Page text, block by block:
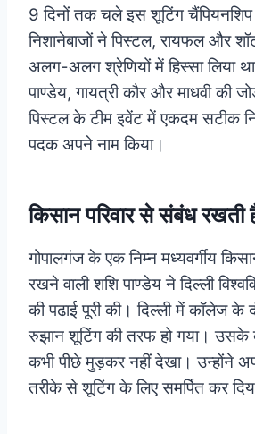
9 दिनों तक चले इस शूटिंग
निशानेबाजों ने पिस्टल, रायफल और
अलग-अलग श्रेणियों में हिस्सा लिया
पाण्डेय, गायत्री कौर और माधवी की
पिस्टल के टीम इवेंट में एकदम सटीक
पदक अपने नाम किया।
किसान परिवार से संबंध रखती
गोपालगंज के एक निम्न मध्यवर्गीय
रखने वाली शशि पाण्डेय ने दिल्ली
की पढाई पूरी की। दिल्ली में कॉलेज के
रुझान शूटिंग की तरफ हो गया। उसके
कभी पीछे मुड़कर नहीं देखा। उन्होंने
तरीके से शूटिंग के लिए समर्पित कर